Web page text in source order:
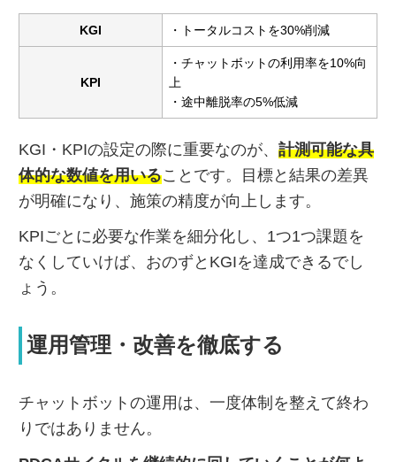
KGI ・トータルコストを30%削減
KPI
・チャットボットの利用率を10%向
上
・途中離脱率の5%低減
KGI・KPIの設定の際に重要なのが、 計測可能な具
体的な数値を用いることです。目標と結果の差異
が明確になり、施策の精度が向上します。
KPIごとに必要な作業を細分化し、1つ1つ課題を
なくしていけば、おのずとKGIを達成できるでし
ょう。
運用管理・改善を徹底する
チャットボットの運用は、一度体制を整えて終わ
りではありません。